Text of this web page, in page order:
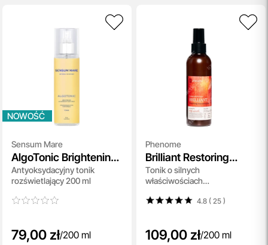
NOWOŚĆ
Sensum Mare
AlgoTonic Brightening
Antioxidant Face Tonic
Antyoksydacyjny tonik
rozświetlający 200 ml
79,00 zł/200 ml
Phenome
Brilliant Restoring
Toner
Tonik o silnych
właściwościach
4.8 ( 25)
109,00 zł/200 ml